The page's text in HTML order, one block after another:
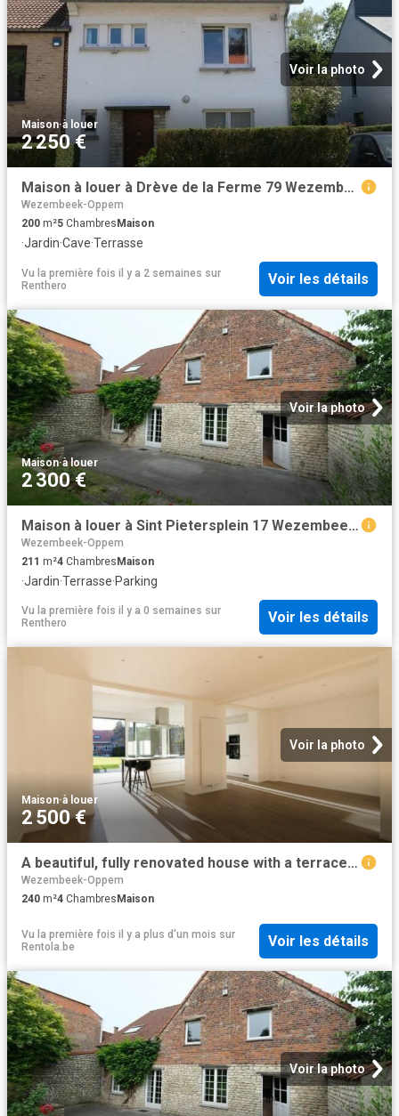
Voir la photo
Maison·à louer
2 250 €
Maison à louer à Drève de la Ferme 79 Wezembeek Oppem
Wezembeek-Oppem
200 m²5 Chambres Maison
·Jardin·Cave·Terrasse
Vu la première fois il y a 2 semaines sur
Renthero
Voir les détails
Voir la photo
Maison·à louer
2 300 €
Maison à louer à Sint Pietersplein 17 Wezembeek Oppem
Wezembeek-Oppem
211 m²4 ChambresMaison
·Jardin·Terrasse·Parking
Vu la première fois il y a 0 semaines sur
Renthero
Voir les détails
Voir la photo
Maison·à louer
2 500 €
A beautiful, fully renovated house with a terrace and garden
Wezembeek-Oppem
240 m²4 Chambres Maison
Vu la première fois il y a plus d'un mois sur
Rentola.be
Voir les détails
Voir la photo